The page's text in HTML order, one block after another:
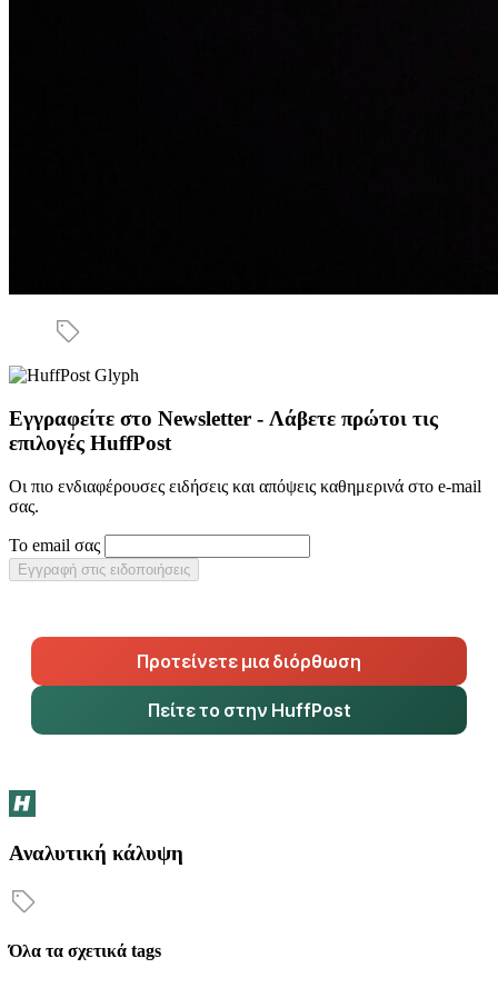
Εγγραφείτε στο Newsletter - Λάβετε πρώτοι τις
επιλογές HuffPost
Οι πιο ενδιαφέρουσες ειδήσεις και απόψεις καθημερινά στο e-mail
σας.
Το email σας
Εγγραφή στις ειδοποιήσεις
Προτείνετε μια διόρθωση
Πείτε το στην HuffPost
Αναλυτική κάλυψη
Όλα τα σχετικά tags